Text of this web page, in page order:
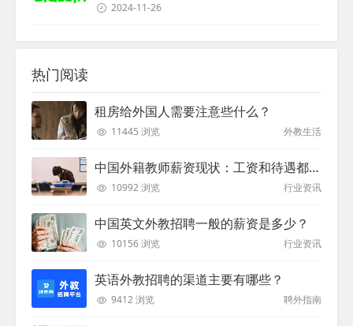
2024-11-26
热门阅读
租房给外国人需要注意些什么？
11445 浏览 外教生活
中国外籍教师薪资现状：工资和待遇都非常高
10992 浏览 行业资讯
中国英文外教招聘一般的薪资是多少？
10156 浏览 行业资讯
英语外教招聘的渠道主要有哪些？
9412 浏览 聘外指南